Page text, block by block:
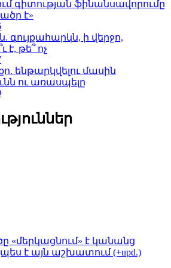
գիտության ֆինանսավորումը
է»
գույքահարկն, ի վերջո,
է, թե՞ ոչ
ենթարկվելու մասին
ու առասպելը
«մերկացնում» է կանանց
է այն աշխատում (+upd.)